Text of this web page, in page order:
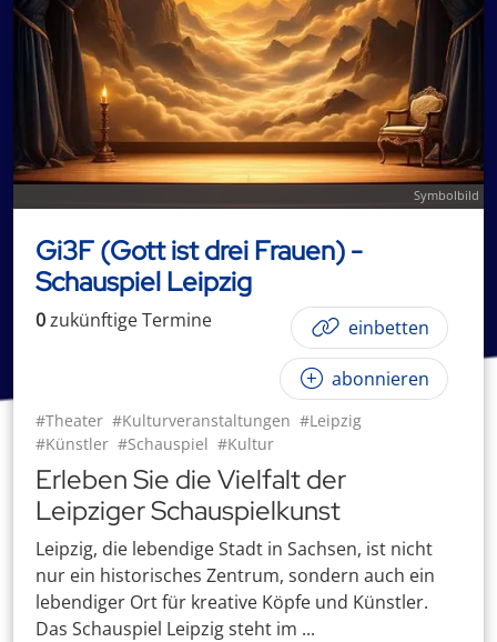
Symbolbild
Gi3F (Gott ist drei Frauen) -
Schauspiel Leipzig
0zukünftigeTermine einbetten
abonnieren
#Theater #Kulturveranstaltungen #Leipzig
#Künstler #Schauspiel #Kultur
Erleben Sie die Vielfalt der
Leipziger Schauspielkunst
Leipzig, die lebendige Stadt in Sachsen, ist nicht
nur ein historisches Zentrum, sondern auch ein
lebendiger Ort für kreative Köpfe und Künstler.
Das Schauspiel Leipzig steht im ...